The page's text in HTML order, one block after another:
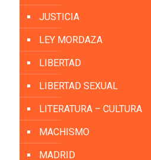
JUSTICIA
LEY MORDAZA
LIBERTAD
LIBERTAD SEXUAL
LITERATURA – CULTURA
MACHISMO
MADRID